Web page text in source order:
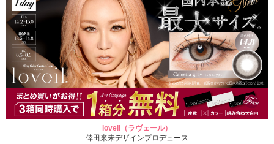
loveil（ラヴェール）
倖田來未デザインプロデュース